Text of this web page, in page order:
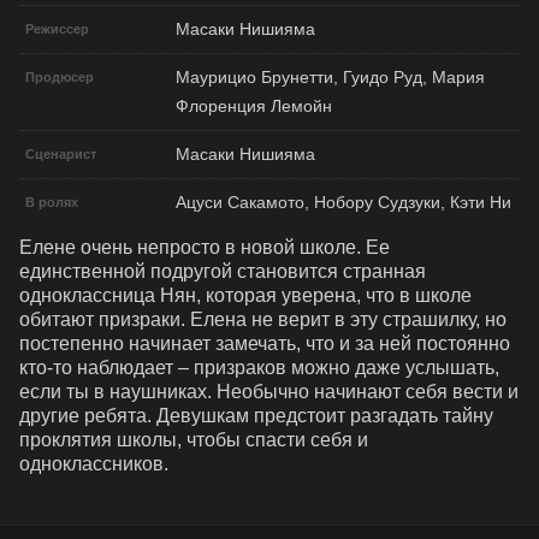
Режиссер Масаки Нишияма
Продюсер
Маурицио Брунетти, Гуидо Руд, Мария
Флоренция Лемойн
Сценарист Масаки Нишияма
В ролях Ацуси Сакамото, Нобору Судзуки, Кэти Ни
Елене очень непросто в новой школе. Ее
единственной подругой становится странная
одноклассница Нян, которая уверена, что в школе
обитают призраки. Елена не верит в эту страшилку, но
постепенно начинает замечать, что и за ней постоянно
кто-то наблюдает – призраков можно даже услышать,
если ты в наушниках. Необычно начинают себя вести и
другие ребята. Девушкам предстоит разгадать тайну
проклятия школы, чтобы спасти себя и
одноклассников.